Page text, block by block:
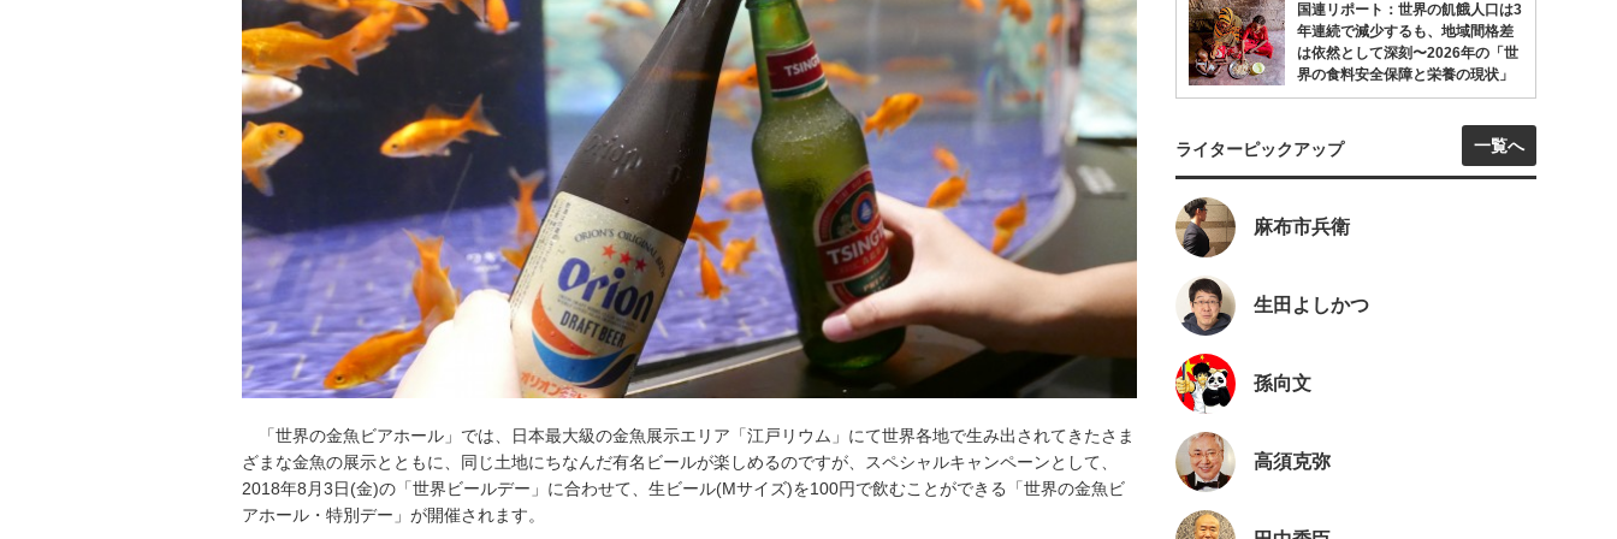
「世界の金魚ビアホール」では、日本最大級の金魚展示エリア「江戸リウム」にて世界各地で生み出されてきたさま
ざまな金魚の展示とともに、同じ土地にちなんだ有名ビールが楽しめるのですが、スペシャルキャンペーンとして、
2018年8月3日(金)の「世界ビールデー」に合わせて、生ビール(Mサイズ)を100円で飲むことができる「世界の金魚ビ
アホール・特別デー」が開催されます。
国連リポート：世界の飢餓人口は3
年連続で減少するも、地域間格差
は依然として深刻〜2026年の「世
界の食料安全保障と栄養の現状」
ライターピックアップ 一覧へ
麻布市兵衛
生田よしかつ
孫向文
高須克弥